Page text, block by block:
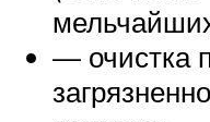
— очистка